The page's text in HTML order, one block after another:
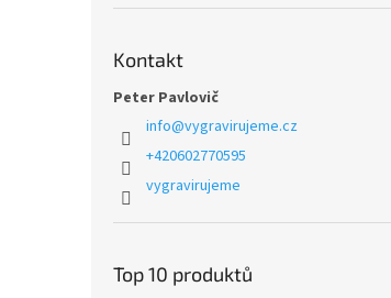
Kontakt
Peter Pavlovič
info@vygravirujeme.cz
+420602770595
vygravirujeme
Top 10 produktů